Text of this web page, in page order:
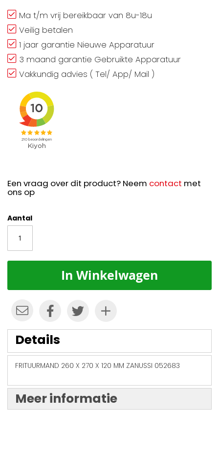
Ma t/m vrij bereikbaar van 8u-18u
Veilig betalen
1 jaar garantie Nieuwe Apparatuur
3 maand garantie Gebruikte Apparatuur
Vakkundig advies ( Tel/ App/ Mail )
Een vraag over dit product? Neem contact met
ons op
Aantal
In Winkelwagen
Details
FRITUURMAND 260 X 270 X 120 MM ZANUSSI 052683
Meer informatie